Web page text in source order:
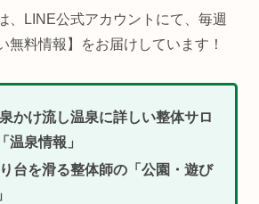
、LINE公式アカウントにて、毎週
無料情報】をお届けしています！
かけ流し温泉に詳しい整体サロ
温泉情報」
台を滑る整体師の「公園・遊び